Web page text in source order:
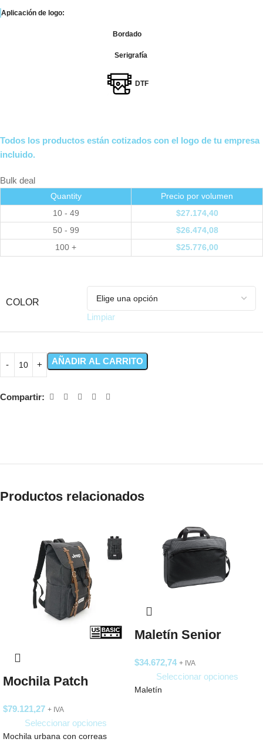
Aplicación de logo:
Bordado
Serigrafía
DTF
Todos los productos están cotizados con el logo de tu empresa
incluido.
Bulk deal
Quantity
Precio por volumen
10 - 49
$27.174,40
50 - 99
$26.474,08
100 +
$25.776,00
COLOR
Limpiar
AÑADIR AL CARRITO
Compartir:
Productos relacionados
Mochila Patch
$79.121,27 + IVA
Seleccionar opciones
Mochila urbana con correas
Maletín Senior
$34.672,74 + IVA
Seleccionar opciones
Maletín